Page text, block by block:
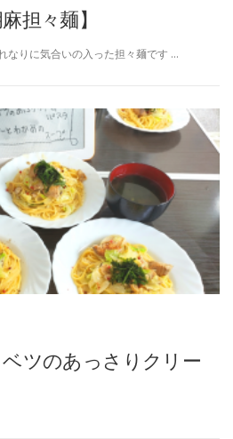
担々麺】
なりに気合いの入った担々麺です …
ツのあっさりクリー